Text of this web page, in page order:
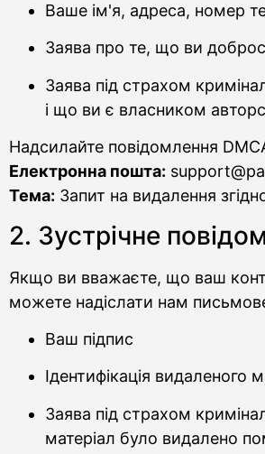
Ваше ім'я, адреса, номер
Заява про те, що ви
Заява під страхом
і що ви є власником
Надсилайте повідомлення
Електронна пошта:
Тема: Запит на видалення
2. Зустрічне
Якщо ви вважаєте, що ваш
можете надіслати нам
Ваш підпис
Ідентифікація видаленого
Заява під страхом
матеріал було видалено